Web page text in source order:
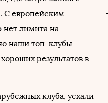
С европейским
лимита на
наши топ-клубы
результатов в
клуба, уехали